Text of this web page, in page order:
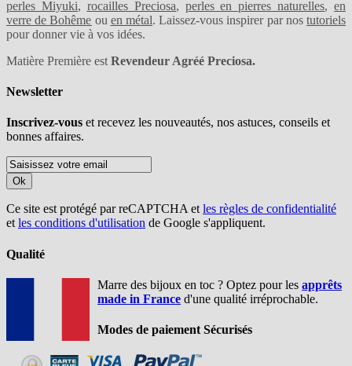
perles Miyuki, rocailles Preciosa, perles en pierres naturelles, en
verre de Bohême ou en métal. Laissez-vous inspirer par nostutoriels
pour donner vie à vos idées.
Matière Première est Revendeur Agréé Preciosa.
Newsletter
Inscrivez-vous et recevez les nouveautés, nos astuces, conseils et
bonnes affaires.
Ok
Ce site est protégé par reCAPTCHA etles règles de confidentialité
etles conditions d'utilisation de Google s'appliquent.
Qualité
Marre des bijoux en toc ? Optez pour les apprêts
made in France d'une qualité irréprochable.
Modes de paiement Sécurisés